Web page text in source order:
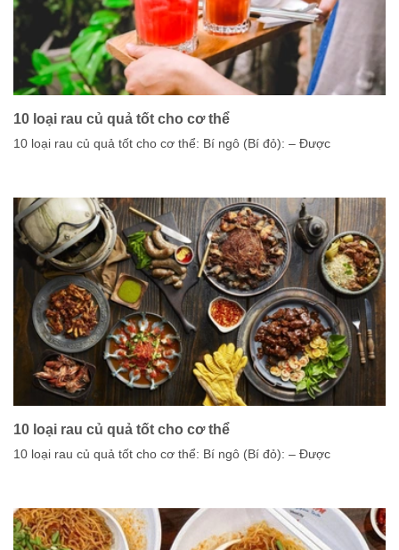
10 loại rau củ quả tốt cho cơ thể
10 loại rau củ quả tốt cho cơ thể: Bí ngô (Bí đỏ): – Được
10 loại rau củ quả tốt cho cơ thể
10 loại rau củ quả tốt cho cơ thể: Bí ngô (Bí đỏ): – Được